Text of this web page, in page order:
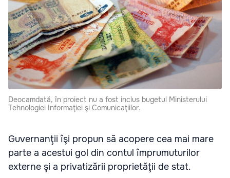
Deocamdată, în proiect nu a fost inclus bugetul Ministerului
Tehnologiei Informaţiei şi Comunicaţiilor.
Guvernanţii îşi propun să acopere cea mai mare
parte a acestui gol din contul împrumuturilor
externe şi a privatizării proprietăţii de stat.